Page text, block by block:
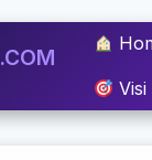
.COM
Visi